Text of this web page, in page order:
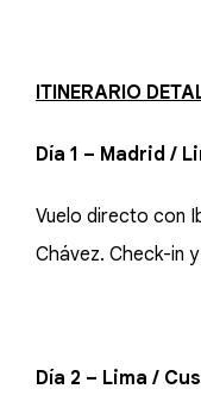
ITINERARIO
Día 1 – Madrid /
Vuelo directo con
Chávez. Check-in
Día 2 – Lima /